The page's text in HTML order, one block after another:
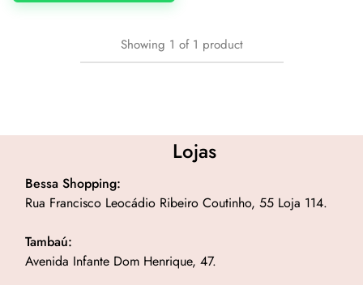
Showing 1 of 1 product
Lojas
Bessa Shopping:
Rua Francisco Leocádio Ribeiro Coutinho, 55 Loja 114.
Tambaú:
Avenida Infante Dom Henrique, 47.